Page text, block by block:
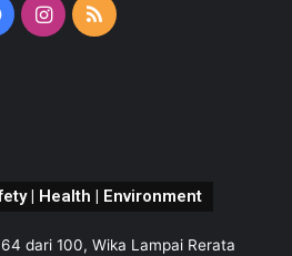
FacebookInstagram
RSS
| Health | Environment
dari 100, Wika Lampai Rerata